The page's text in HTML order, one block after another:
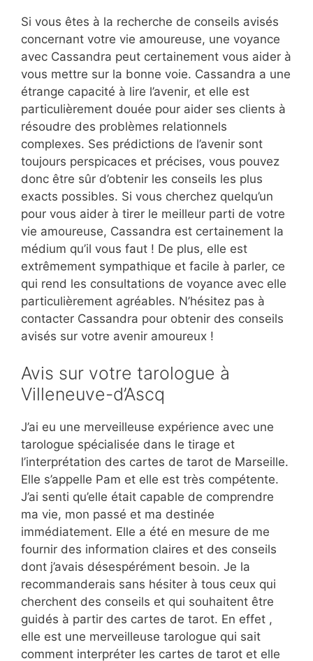
Si vous êtes à la recherche de conseils avisés
concernant votre vie amoureuse, une voyance
avec Cassandra peut certainement vous aider à
vous mettre sur la bonne voie. Cassandra a une
étrange capacité à lire l’avenir, et elle est
particulièrement douée pour aider ses clients à
résoudre des problèmes relationnels
complexes. Ses prédictions de l’avenir sont
toujours perspicaces et précises, vous pouvez
donc être sûr d’obtenir les conseils les plus
exacts possibles. Si vous cherchez quelqu’un
pour vous aider à tirer le meilleur parti de votre
vie amoureuse, Cassandra est certainement la
médium qu’il vous faut ! De plus, elle est
extrêmement sympathique et facile à parler, ce
qui rend les consultations de voyance avec elle
particulièrement agréables. N’hésitez pas à
contacter Cassandra pour obtenir des conseils
avisés sur votre avenir amoureux !
Avis sur votre tarologue à
Villeneuve-d’Ascq
J’ai eu une merveilleuse expérience avec une
tarologue spécialisée dans le tirage et
l’interprétation des cartes de tarot de Marseille.
Elle s’appelle Pam et elle est très compétente.
J’ai senti qu’elle était capable de comprendre
ma vie, mon passé et ma destinée
immédiatement. Elle a été en mesure de me
fournir des information claires et des conseils
dont j’avais désespérément besoin. Je la
recommanderais sans hésiter à tous ceux qui
cherchent des conseils et qui souhaitent être
guidés à partir des cartes de tarot. En effet ,
elle est une merveilleuse tarologue qui sait
comment interpréter les cartes de tarot et elle